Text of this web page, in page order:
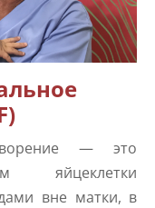
— это
яйцеклетки
вне матки, в